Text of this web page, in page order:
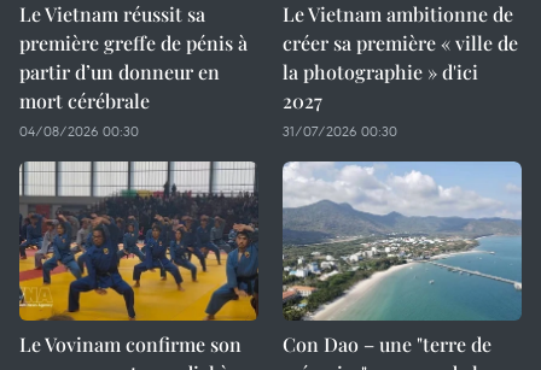
Le Vietnam réussit sa
première greffe de pénis à
partir d’un donneur en
mort cérébrale
04/08/2026 00:30
Le Vietnam ambitionne de
créer sa première « ville de
la photographie » d'ici
2027
31/07/2026 00:30
Le Vovinam confirme son
Con Dao – une "terre de